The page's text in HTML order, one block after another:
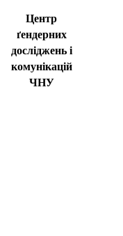
Центр
ґендерних
досліджень і
комунікацій
ЧНУ